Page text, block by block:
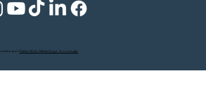
porPistão Web - Marketing e Tecnologia.